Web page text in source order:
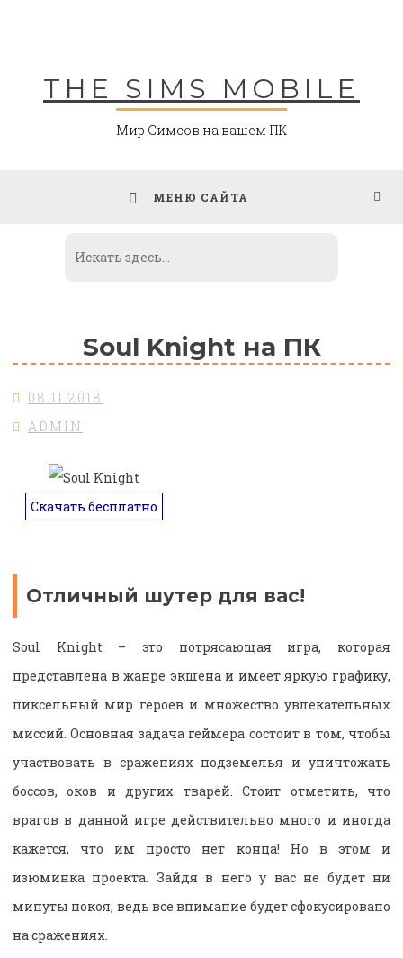
THE SIMS MOBILE
Мир Симсов на вашем ПК
МЕНЮ САЙТА
Soul Knight на ПК
08.11.2018
ADMIN
Скачать бесплатно
Отличный шутер для вас!
Soul Knight – это потрясающая игра, которая
представлена в жанре экшена и имеет яркую графику,
пиксельный мир героев и множество увлекательных
миссий. Основная задача геймера состоит в том, чтобы
участвовать в сражениях подземелья и уничтожать
боссов, оков и других тварей. Стоит отметить, что
врагов в данной игре действительно много и иногда
кажется, что им просто нет конца! Но в этом и
изюминка проекта. Зайдя в него у вас не будет ни
минуты покоя, ведь все внимание будет сфокусировано
на сражениях.